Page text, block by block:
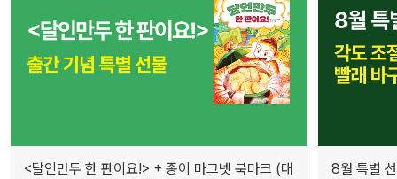
<달인만두 한 판이요!> + 종이 마그넷 북마크 (대
8월 특별